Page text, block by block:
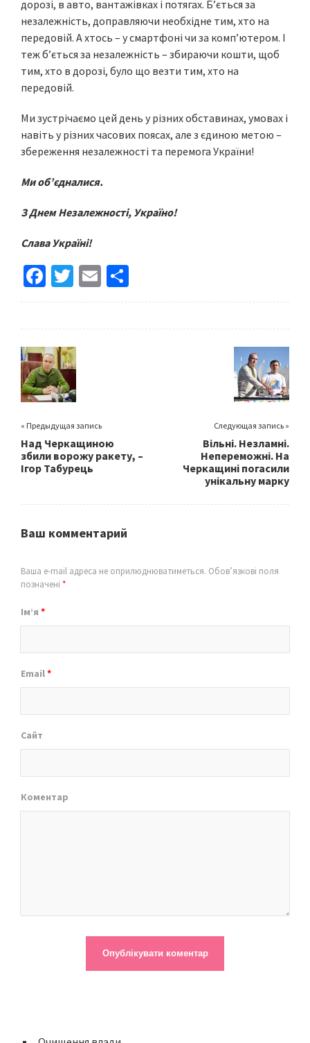
дорозі, в авто, вантажівках і потягах. Б’ється за
незалежність, доправляючи необхідне тим, хто на
передовій. А хтось – у смартфоні чи за комп’ютером. І
теж б’ється за незалежність – збираючи кошти, щоб
тим, хто в дорозі, було що везти тим, хто на
передовій.
Ми зустрічаємо цей день у різних обставинах, умовах і
навіть у різних часових поясах, але з єдиною метою –
збереження незалежності та перемога України!
Ми об’єдналися.
З Днем Незалежності, Україно!
Слава Україні!
Fa
ce
o
o
k
T
wi
er
E
m h
« Предыдущая запись
Над Черкащиною
збили ворожу ракету, –
Ігор Табурець
Следующая запись »
Вільні. Незламні.
Непереможні. На
Черкащині погасили
унікальну марку
Ваш комментарий
Ваша e-mail адреса не оприлюднюватиметься. Обов’язкові поля
позначені *
Ім’я *
Email*
Сайт
Коментар